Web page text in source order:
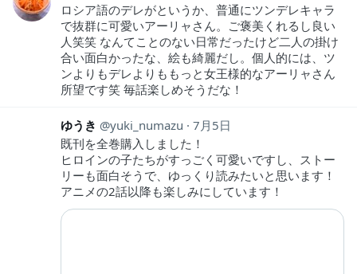
ロシア語のデレがというか、普通にツンデレキャラ
で抜群に可愛いアーリャさん。ご褒美くれるし良い
人笑笑 なんてことのない日常だったけど二人の掛け
合い面白かったな、絵も綺麗だし。個人的には、ツ
ンよりもデレよりももっと女王様的なアーリャさん
所望です笑 毎話楽しめそうだな！
ゆうき yuki_numazu
7月5日
既刊を全巻購入しました！
ヒロインの子たちがすっごく可愛いですし、ストー
リーも面白そうで、ゆっくり読みたいと思います！
アニメの2話以降も楽しみにしています！